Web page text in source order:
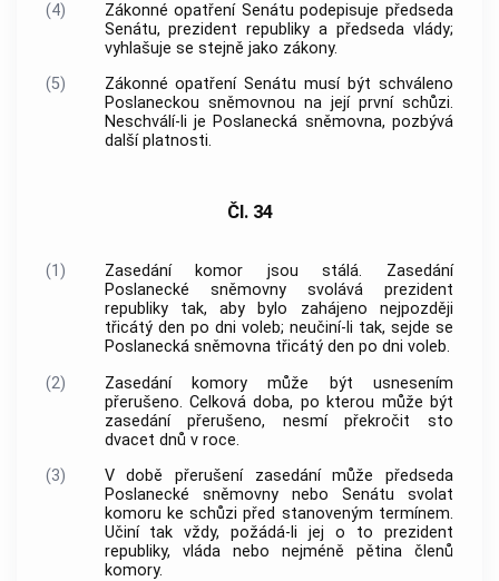
(4)
Zákonné opatření Senátu podepisuje předseda
Senátu, prezident republiky a předseda vlády;
vyhlašuje se stejně jako zákony.
(5)
Zákonné opatření Senátu musí být schváleno
Poslaneckou sněmovnou na její první schůzi.
Neschválí-li je Poslanecká sněmovna, pozbývá
další platnosti.
Čl. 34
(1)
Zasedání komor jsou stálá. Zasedání
Poslanecké sněmovny svolává prezident
republiky tak, aby bylo zahájeno nejpozději
třicátý den po dni voleb; neučiní-li tak, sejde se
Poslanecká sněmovna třicátý den po dni voleb.
(2)
Zasedání komory může být usnesením
přerušeno. Celková doba, po kterou může být
zasedání přerušeno, nesmí překročit sto
dvacet dnů v roce.
(3)
V době přerušení zasedání může předseda
Poslanecké sněmovny nebo Senátu svolat
komoru ke schůzi před stanoveným termínem.
Učiní tak vždy, požádá-li jej o to prezident
republiky, vládanebo nejméně pětina členů
komory.